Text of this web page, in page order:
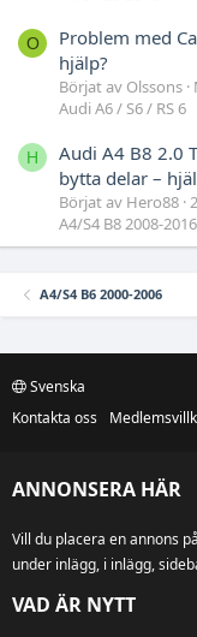
O
Problem med
hjälp?
Börjat av Olssons
Audi A6 / S6 / RS 6
H
Audi A4 B8 2.0
bytta delar –
Börjat av Hero88
A4/S4 B8 2008-2016
A4/S4 B6 2000-2006
Svenska
Kontakta oss
ANNONSERA HÄR
Vill du placera en annons
under inlägg, i inlägg,
VAD ÄR NYTT